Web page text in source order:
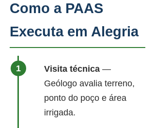
Como a PAAS
Executa em Alegria
Visita técnica —
Geólogo avalia terreno,
ponto do poço e área
irrigada.